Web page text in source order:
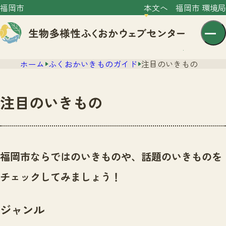
福岡市 本文へ 福岡市 環境局
センター紹介
センター紹介TOP
サイトポリシー
ニュース
いきものガイド
イベント
ホーム ふくおかいきものガイド 注目のいきもの
注目のいきもの
福岡市ならではのいきものや、話題のいきものを
チェックしてみましょう！
ジャンル